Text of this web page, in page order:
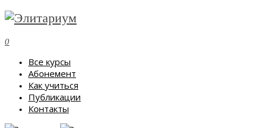
0
Все курсы
Абонемент
Как учиться
Публикации
Контакты